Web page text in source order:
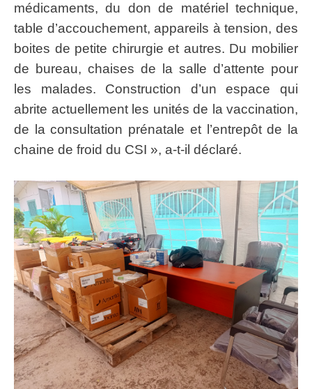
médicaments, du don de matériel technique,
table d’accouchement, appareils à tension, des
boites de petite chirurgie et autres. Du mobilier
de bureau, chaises de la salle d’attente pour
les malades. Construction d’un espace qui
abrite actuellement les unités de la vaccination,
de la consultation prénatale et l’entrepôt de la
chaine de froid du CSI », a-t-il déclaré.